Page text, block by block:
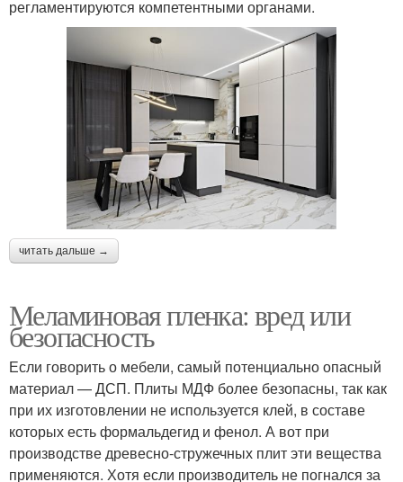
регламентируются компетентными органами.
читать дальше →
Меламиновая пленка: вред или
безопасность
Если говорить о мебели, самый потенциально опасный
материал — ДСП. Плиты МДФ более безопасны, так как
при их изготовлении не используется клей, в составе
которых есть формальдегид и фенол. А вот при
производстве древесно-стружечных плит эти вещества
применяются. Хотя если производитель не погнался за